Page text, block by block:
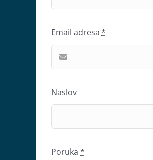
Email adresa *
Naslov
Poruka *